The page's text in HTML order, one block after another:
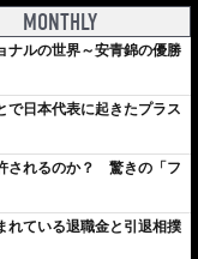
MONTHLY
ナルの世界～安青錦の優勝
で日本代表に起きたプラス
されるのか？ 驚きの「フ
れている退職金と引退相撲